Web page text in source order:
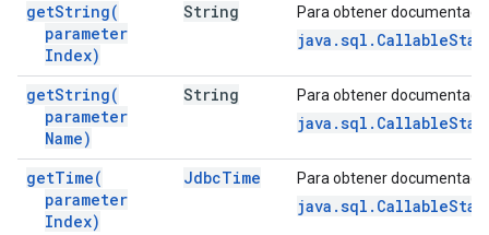
getString(
parameter
Index)
String Para obtener
getString(
parameter
Name)
String Para obtener
getTime(
parameter
Index)
JdbcTime Para obtener